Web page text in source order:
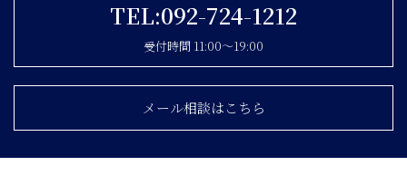
TEL:092-724-1212
受付時間 11:00〜19:00
メール相談はこちら